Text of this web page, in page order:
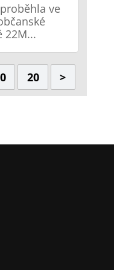
ve
22M...
20 >